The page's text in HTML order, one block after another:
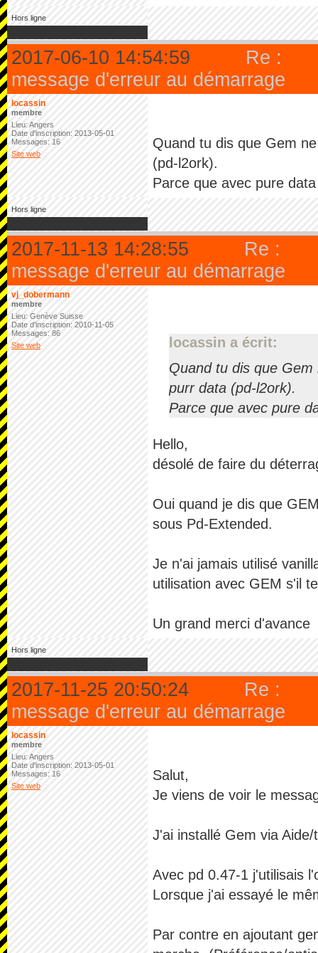
Hors ligne
2017-06-10 14:54:59
Re :
message d'erreur au démarrage
locassin
membre
Lieu: Angers
Date d'inscription: 2013-05-01
Messages: 16
Site web
Quand tu dis que Gem
(pd-l2ork).
Parce que avec pure
Hors ligne
2017-11-13 14:28:55
Re :
message d'erreur au démarrage
vj_dobermann
membre
Lieu: Genève Suisse
Date d'inscription: 2010-11-05
Messages: 86
Site web
locassin a écrit:
Quand tu dis que
purr data (pd-l2ork).
Parce que avec pure
Hello,
désolé de faire du
Oui quand je dis que
sous Pd-Extended.
Je n'ai jamais utilisé
utilisation avec GEM s'il
Un grand merci d'avance
Hors ligne
2017-11-25 20:50:24
Re :
message d'erreur au démarrage
locassin
membre
Lieu: Angers
Date d'inscription: 2013-05-01
Messages: 16
Site web
Salut,
Je viens de voir le
J'ai installé Gem via
Avec pd 0.47-1 j'utilisais
Lorsque j'ai essayé le
Par contre en ajoutant